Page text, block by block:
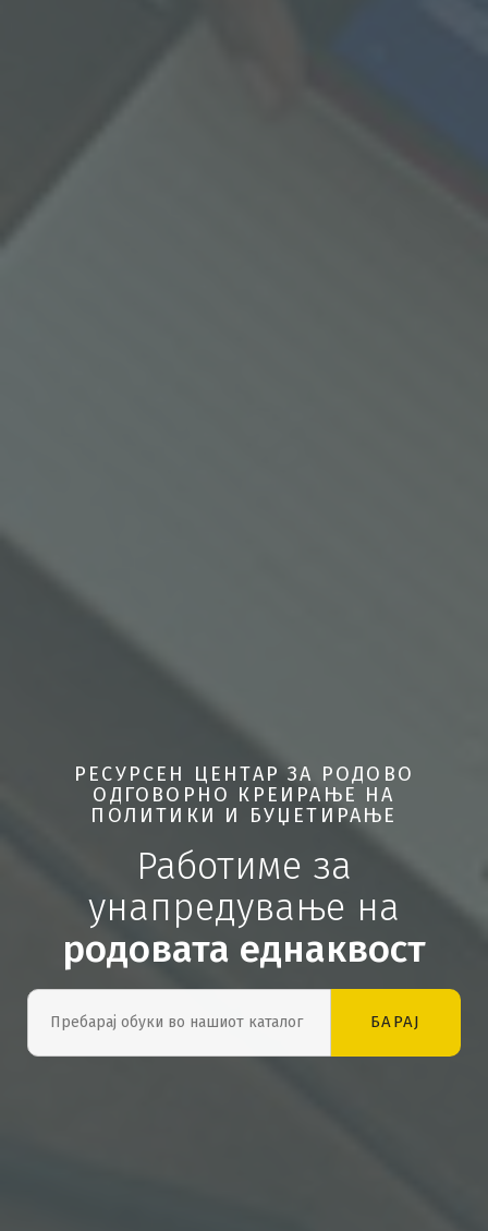
РЕСУРСЕН ЦЕНТАР ЗА РОДОВО
ОДГОВОРНО КРЕИРАЊЕ НА
ПОЛИТИКИ И БУЏЕТИРАЊЕ
Работиме за
унапредување на
родовата еднаквост
БАРАЈ